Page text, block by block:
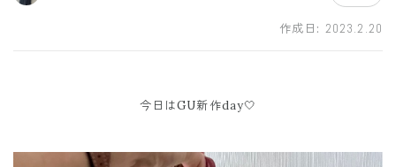
作成日: 2023.2.20
今日はGU新作day🤍